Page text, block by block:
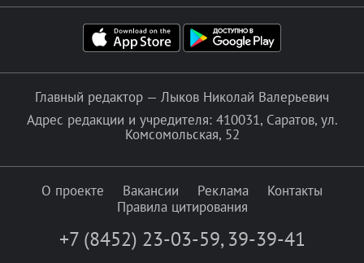
Главный редактор — Лыков Николай Валерьевич
Адрес редакции и учредителя: 410031, Саратов, ул.
Комсомольская, 52
О проекте Вакансии Реклама
Контакты
Правила цитирования
+7 (8452) 23-03-59, 39-39-41